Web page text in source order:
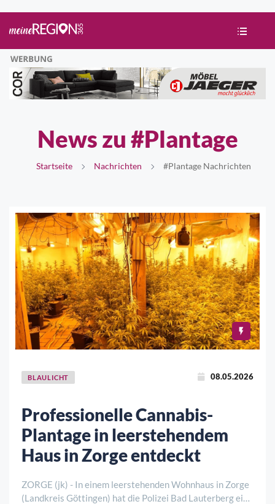
News zu #Plantage
Startseite Nachrichten #Plantage Nachrichten
BLAULICHT 08.05.2026
Professionelle Cannabis-
Plantage in leerstehendem
Haus in Zorge entdeckt
ZORGE (jk) - In einem leerstehenden Wohnhaus in Zorge
(Landkreis Göttingen) hat die Polizei Bad Lauterberg eine